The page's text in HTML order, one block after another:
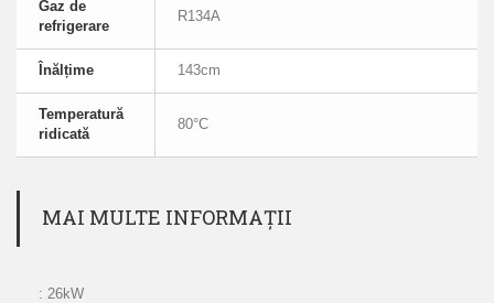
Gaz de
refrigerare
R134A
Înălțime 143cm
Temperatură
ridicată
80°C
MAI MULTE INFORMAȚII
: 26kW